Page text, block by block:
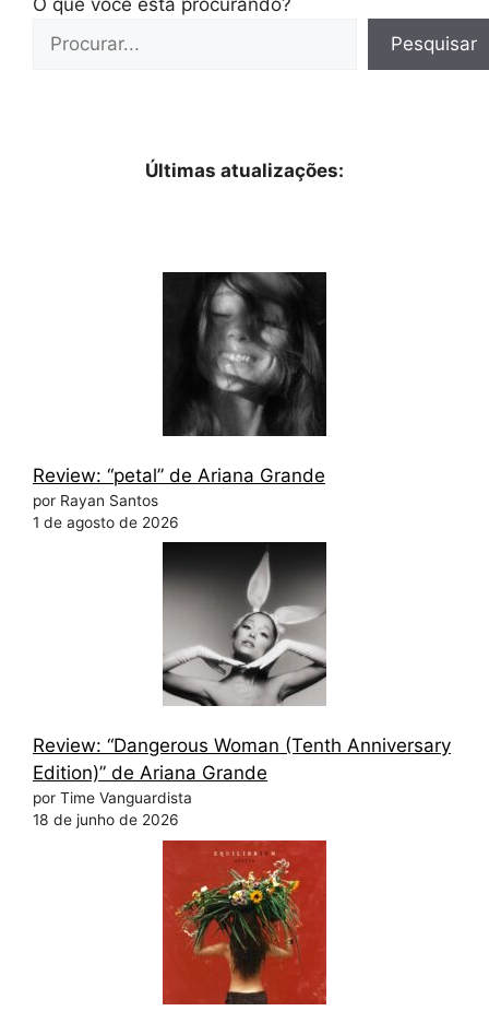
Pesquisar
Últimas atualizações:
Review: “petal” de Ariana Grande
por Rayan Santos
1 de agosto de 2026
Review: “Dangerous Woman (Tenth Anniversary
Edition)” de Ariana Grande
por Time Vanguardista
18 de junho de 2026